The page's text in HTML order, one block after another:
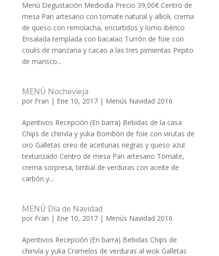
Menú Degustación Mediodía Precio 39,00€ Centro de
mesa Pan artesano con tomate natural y allioli, crema
de queso con remolacha, encurtidos y lomo ibérico
Ensalada templada con bacalao Turrón de foie con
coulis de manzana y cacao a las tres pimientas Pepito
de marisco...
MENÚ Nochevieja
por Fran | Ene 10, 2017| Menús Navidad 2016
Aperitivos Recepción (En barra) Bebidas de la casa
Chips de chirivía y yuka Bombón de foie con virutas de
oro Galletas oreo de aceitunas negras y queso azul
texturizado Centro de mesa Pan artesano Tomate,
crema sorpresa, timbal de verduras con aceite de
carbón y...
MENÚ Día de Navidad
por Fran | Ene 10, 2017| Menús Navidad 2016
Aperitivos Recepción (En barra) Bebidas Chips de
chirivía y yuka Cramelos de verduras al wok Galletas